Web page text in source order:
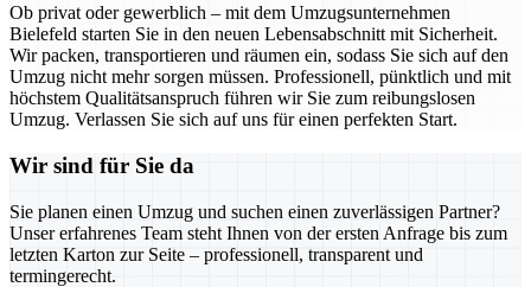
Ob privat oder gewerblich – mit dem Umzugsunternehmen
Bielefeld starten Sie in den neuen Lebensabschnitt mit Sicherheit.
Wir packen, transportieren und räumen ein, sodass Sie sich auf den
Umzug nicht mehr sorgen müssen. Professionell, pünktlich und mit
höchstem Qualitätsanspruch führen wir Sie zum reibungslosen
Umzug. Verlassen Sie sich auf uns für einen perfekten Start.
Wir sind für Sie da
Sie planen einen Umzug und suchen einen zuverlässigen Partner?
Unser erfahrenes Team steht Ihnen von der ersten Anfrage bis zum
letzten Karton zur Seite – professionell, transparent und
termingerecht.